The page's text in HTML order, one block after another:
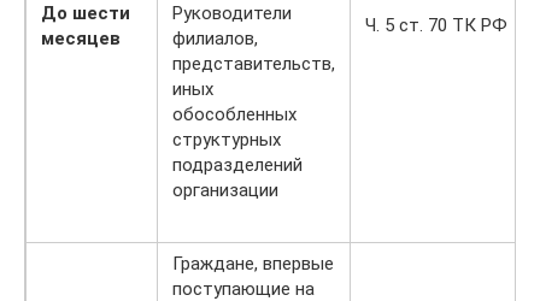
До шести
месяцев
Руководители
филиалов,
представительств,
иных
обособленных
структурных
подразделений
организации
Ч. 5 ст. 70 ТК РФ
Граждане, впервые
поступающие на